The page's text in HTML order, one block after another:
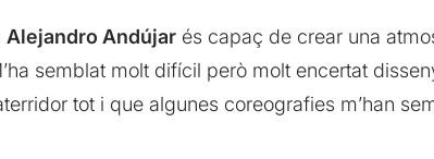
Alejandro Andújarés capaç de crear una
semblat molt difícil però molt encertat
tot i que algunes coreografies m’han